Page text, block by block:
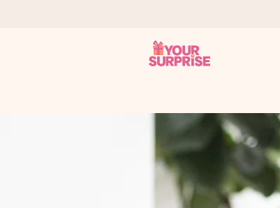
– damit du es genau zum richtigen Zeitpunkt
bei Google Reviews (Gesamtergebnis aller Länder, in